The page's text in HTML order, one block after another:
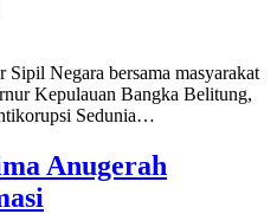
Negara bersama masyarakat
Kepulauan Bangka Belitung,
Sedunia…
Anugerah